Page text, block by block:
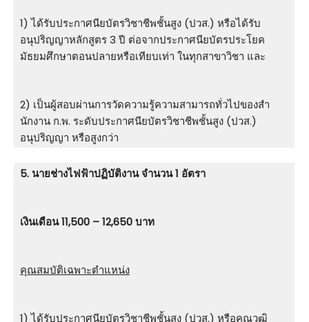
1) ได้รับประกาศนียบัตรวิชาชีพชั้นสูง (ปวส.) หรือได้รับ
อนุปริญญาหลักสูตร 3 ปี ต่อจากประกาศนียบัตรประโยค
มัธยมศึกษาตอนปลายหรือเทียบเท่า ในทุกสาขาวิชา และ
2) เป็นผู้สอบผ่านการวัดความรู้ความสามารถทั่วไปของสํา
นักงาน ก.พ. ระดับประกาศนียบัตรวิชาชีพชั้นสูง (ปวส.)
อนุปริญญา หรือสูงกว่า
5. นายช่างไฟฟ้าปฏิบัติงาน จำนวน 1 อัตรา
เงินเดือน 11,500 – 12,650 บาท
คุณสมบัติเฉพาะตำแหน่ง
1) ได้รับประกาศนียบัตรวิชาชีพชั้นสูง (ปวส.) หรือคุณวุฒิ